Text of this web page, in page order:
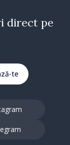
direct pe
te